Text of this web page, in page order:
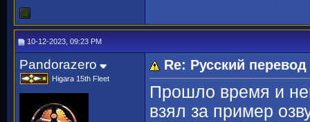
10-12-2023, 09:23 PM
Pandorazero
Higara 15th Fleet
Re: Русский
Прошло время и
взял за пример